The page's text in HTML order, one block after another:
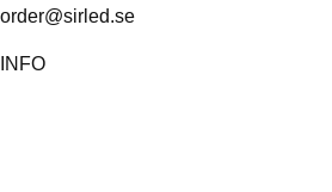
order@sirled.se
INFO